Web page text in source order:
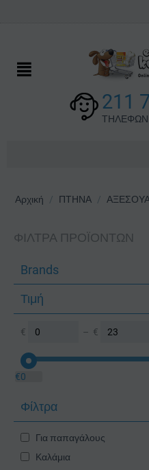
211
Αρχική / ΠΤΗΝΑ /
ΦΊΛΤΡΑ ΠΡΟΪΌΝΤΩΝ
Brands
Τιμή
€ – €
€0
Φίλτρα
Για παπαγάλους
Καλάμια